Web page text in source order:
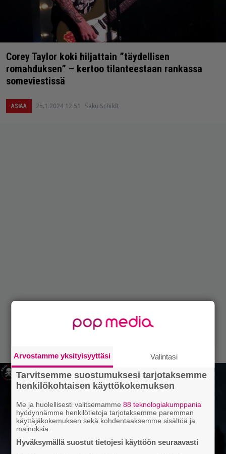
Corey Taylor koki hiljattain ”täydellisen
romahduksen” – kertoo tilanteestaan rankassa
someviestissä
ASIAA 25.1.2024 12:51 Saku Schildt
Arvostamme yksityisyyttäsi Valintasi
Tarvitsemme suostumuksesi tarjotaksemme
henkilökohtaisen käyttökokemuksen
Me ja huolellisesti valitsemamme88 teknologiakumppania
hyödynnämme henkilötietoja tarjotaksemme paremman
käyttäjäkokemuksen sekä kohdentaaksemme sisältöä ja
mainoksia.
Hyväksymällä suostut tietojesi käyttöön seuraavasti